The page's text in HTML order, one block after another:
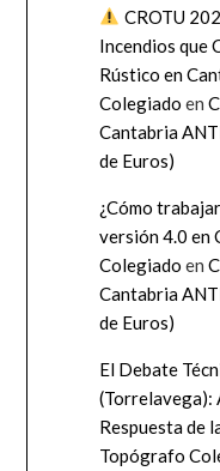
CROTU
Incendios que
Rústico en
Colegiado en
Cantabria
de Euros)
¿Cómo
versión 4.0 en
Colegiado en
Cantabria
de Euros)
El Debate
(Torrelavega):
Respuesta de
Topógrafo